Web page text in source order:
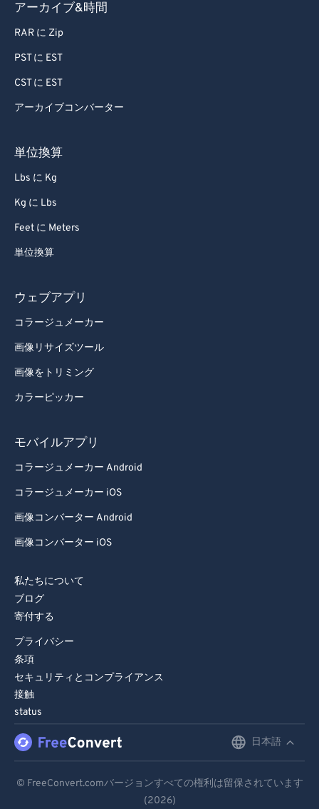
アーカイブ&時間
RAR に Zip
PST に EST
CST に EST
アーカイブコンバーター
単位換算
Lbs に Kg
Kg に Lbs
Feet に Meters
単位換算
ウェブアプリ
コラージュメーカー
画像リサイズツール
画像をトリミング
カラーピッカー
モバイルアプリ
コラージュメーカー Android
コラージュメーカー iOS
画像コンバーター Android
画像コンバーター iOS
私たちについて
ブログ
寄付する
プライバシー
条項
セキュリティとコンプライアンス
接触
status
日本語
Español
© FreeConvert.comバージョンすべての権利は留保されています
(2026)